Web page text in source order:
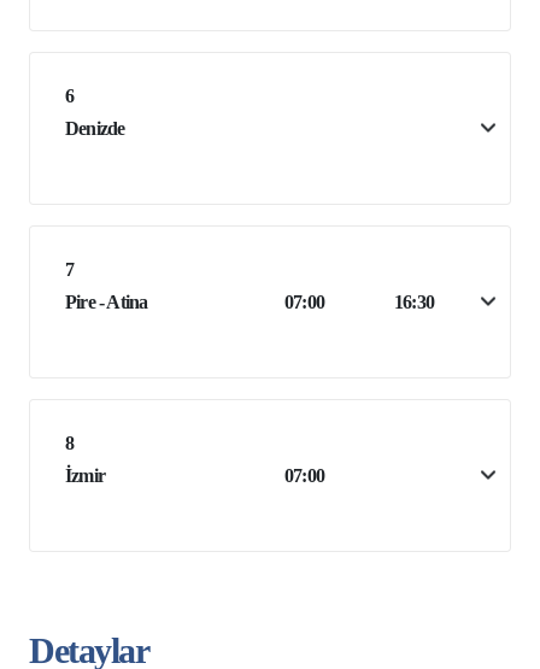
6
Denizde
7
Pire - Atina
07:00 16:30
8
İzmir
07:00
Detaylar